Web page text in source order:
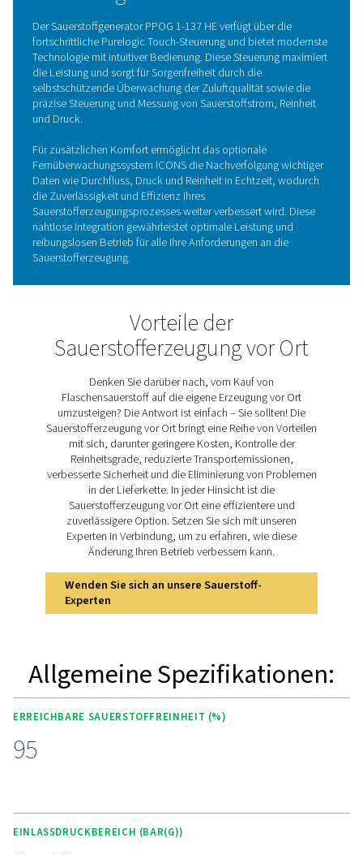
Die hocheffizienten Zeolith-Molekularsiebe (ZMS) des
Sauerstoffgenerators PPOG 1-137 HE optimieren die
Stickstoffabscheidung, reduzieren den
senken die Betriebskosten. Diese Energieeffizienz
einen hohen Sauerstoffausstoß bei minimalem Abfall.
Das extrudierte Profil erhöht die Zuverlässigkeit und
Langlebigkeit und sorgt für langlebige Leistung bei
Verschleiß. Zusammen minimieren diese Funktionen die
Wartungs- und Betriebskosten und machen den PPOG
zu einer kostengünstigen, zuverlässigen Lösung für die
Sauerstofferzeugung.
Modernste Purelogic Touch-